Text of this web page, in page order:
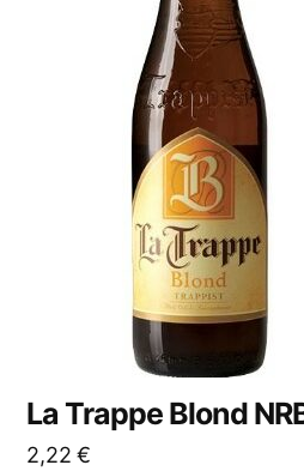
La Trappe Blond
2,22€